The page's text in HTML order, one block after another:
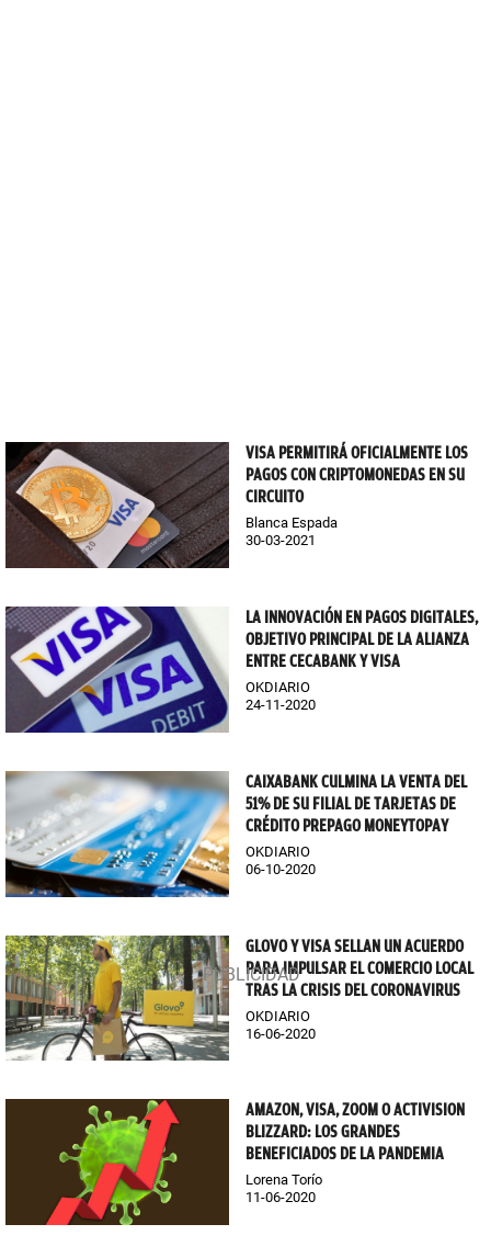
VISA PERMITIRÁ OFICIALMENTE LOS
PAGOS CON CRIPTOMONEDAS EN SU
CIRCUITO
Blanca Espada
30-03-2021
LA INNOVACIÓN EN PAGOS DIGITALES,
OBJETIVO PRINCIPAL DE LA ALIANZA
ENTRE CECABANK Y VISA
OKDIARIO
24-11-2020
CAIXABANK CULMINA LA VENTA DEL
51% DE SU FILIAL DE TARJETAS DE
CRÉDITO PREPAGO MONEYTOPAY
OKDIARIO
06-10-2020
GLOVO Y VISA SELLAN UN ACUERDO
PARA IMPULSAR EL COMERCIO LOCAL
TRAS LA CRISIS DEL CORONAVIRUS
OKDIARIO
16-06-2020
AMAZON, VISA, ZOOM O ACTIVISION
BLIZZARD: LOS GRANDES
BENEFICIADOS DE LA PANDEMIA
Lorena Torío
11-06-2020